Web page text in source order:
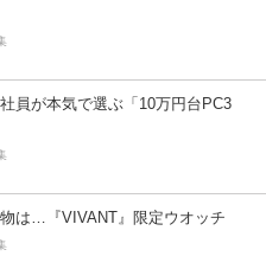
員が本気で選ぶ「10万円台PC3
は…『VIVANT』限定ウオッチ